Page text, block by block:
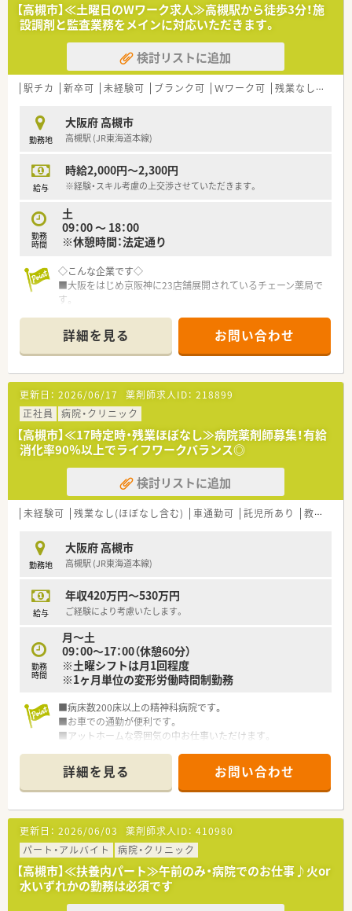
【高槻市】≪土曜日のWワーク求人≫高槻駅から徒歩3分！施
設調剤と監査業務をメインに対応いただきます。
検討リストに追加
駅チカ 新卒可 未経験可 ブランク可 Ｗワーク可 残業なし(ほぼなし含む)
勤務地
大阪府 高槻市
高槻駅 (JR東海道本線)
給与
時給2,000円～2,300円
※経験・スキル考慮の上交渉させていただきます。
勤務
時間
土
09：00 ～ 18：00
※休憩時間：法定通り
◇こんな企業です◇
■大阪をはじめ京阪神に23店舗展開されているチェーン薬局で
す。
務を行っています。
■７割以上の薬剤師が認定薬剤師を取得！
■薬学実習生の受け入れも積極的に行い、教育の場にもなってい
ます。
詳細を見る お問い合わせ
更新日： 2026/06/17 薬剤師求人ID： 218899
正社員
病院・クリニック
【高槻市】≪17時定時・残業ほぼなし≫病院薬剤師募集！有給
消化率90％以上でライフワークバランス◎
検討リストに追加
未経験可 残業なし(ほぼなし含む) 車通勤可 託児所あり 教育制度あり
勤務地
大阪府 高槻市
高槻駅 (JR東海道本線)
給与
年収420万円～530万円
ご経験により考慮いたします。
勤務
時間
月～土
09：00～17：00（休憩60分）
※土曜シフトは月1回程度
※1ヶ月単位の変形労働時間制勤務
■病床数200床以上の精神科病院です。
■お車での通勤が便利です。
■アットホームな雰囲気の中お仕事いただけます。
詳細を見る お問い合わせ
更新日： 2026/06/03 薬剤師求人ID： 410980
パート・アルバイト
病院・クリニック
【高槻市】≪扶養内パート≫午前のみ・病院でのお仕事♪火or
水いずれかの勤務は必須です